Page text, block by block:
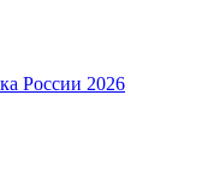
России 2026